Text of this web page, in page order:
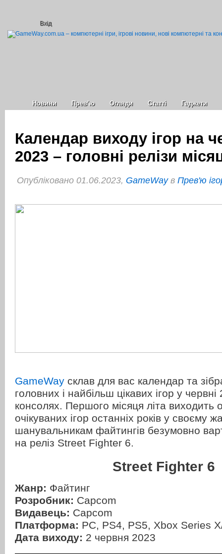
Вхід
Новини Прев’ю Огляди Статті Гаджети
Календар виходу ігор на
2023 – головні релізи
Опубліковано 01.06.2023, GameWayв Прев'ю
GameWay склав для вас календар та
головних і найбільш цікавих ігор у
консолях. Першого місяця літа виходить
очікуваних ігор останніх років у своєму
шанувальникам файтингів безумовно
на реліз Street Fighter 6.
Street Fighter 6
Жанр: Файтинг
Розробник: Capcom
Видавець: Capcom
Платформа: PC, PS4, PS5, Xbox Series
Дата виходу: 2 червня 2023